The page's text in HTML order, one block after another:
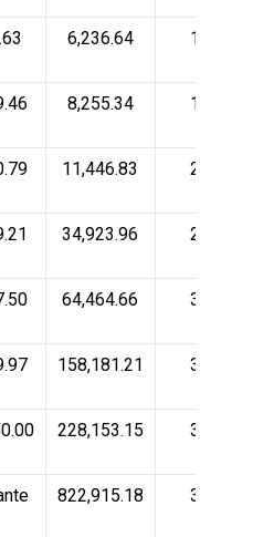
6,236.64 16.00
8,255.34 17.92
11,446.83 21.36
34,923.96 23.52
64,464.66 30.00
158,181.21 32.00
228,153.15 34.00
822,915.18 35.00